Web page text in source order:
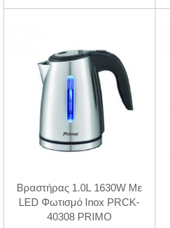
Βραστήρας 1.0L 1630W Με
LED Φωτισμό Inox PRCK-
40308 PRIMO